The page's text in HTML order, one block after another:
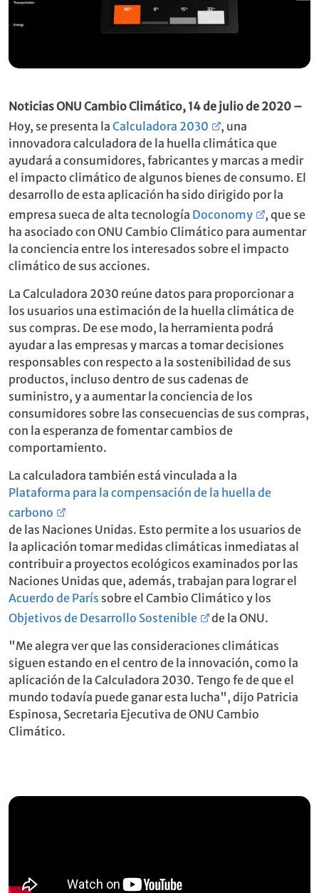
Noticias ONU Cambio Climático, 14 de julio de 2020 –
Hoy, se presenta la Calculadora 2030
, una
innovadora calculadora de la huella climática que
ayudará a consumidores, fabricantes y marcas a medir
el impacto climático de algunos bienes de consumo. El
desarrollo de esta aplicación ha sido dirigido por la
empresa sueca de alta tecnología Doconomy
, que se
ha asociado con ONU Cambio Climático para aumentar
la conciencia entre los interesados sobre el impacto
climático de sus acciones.
La Calculadora 2030 reúne datos para proporcionar a
los usuarios una estimación de la huella climática de
sus compras. De ese modo, la herramienta podrá
ayudar a las empresas y marcas a tomar decisiones
responsables con respecto a la sostenibilidad de sus
productos, incluso dentro de sus cadenas de
suministro, y a aumentar la conciencia de los
consumidores sobre las consecuencias de sus compras,
con la esperanza de fomentar cambios de
comportamiento.
La calculadora también está vinculada a la
Plataforma para la compensación de la huella de
carbono
de las Naciones Unidas. Esto permite a los usuarios de
la aplicación tomar medidas climáticas inmediatas al
contribuir a proyectos ecológicos examinados por las
Naciones Unidas que, además, trabajan para lograr el
Acuerdo de París sobre el Cambio Climático y los
Objetivos de Desarrollo Sostenible
de la ONU.
"Me alegra ver que las consideraciones climáticas
siguen estando en el centro de la innovación, como la
aplicación de la Calculadora 2030. Tengo fe de que el
mundo todavía puede ganar esta lucha", dijo Patricia
Espinosa, Secretaria Ejecutiva de ONU Cambio
Climático.